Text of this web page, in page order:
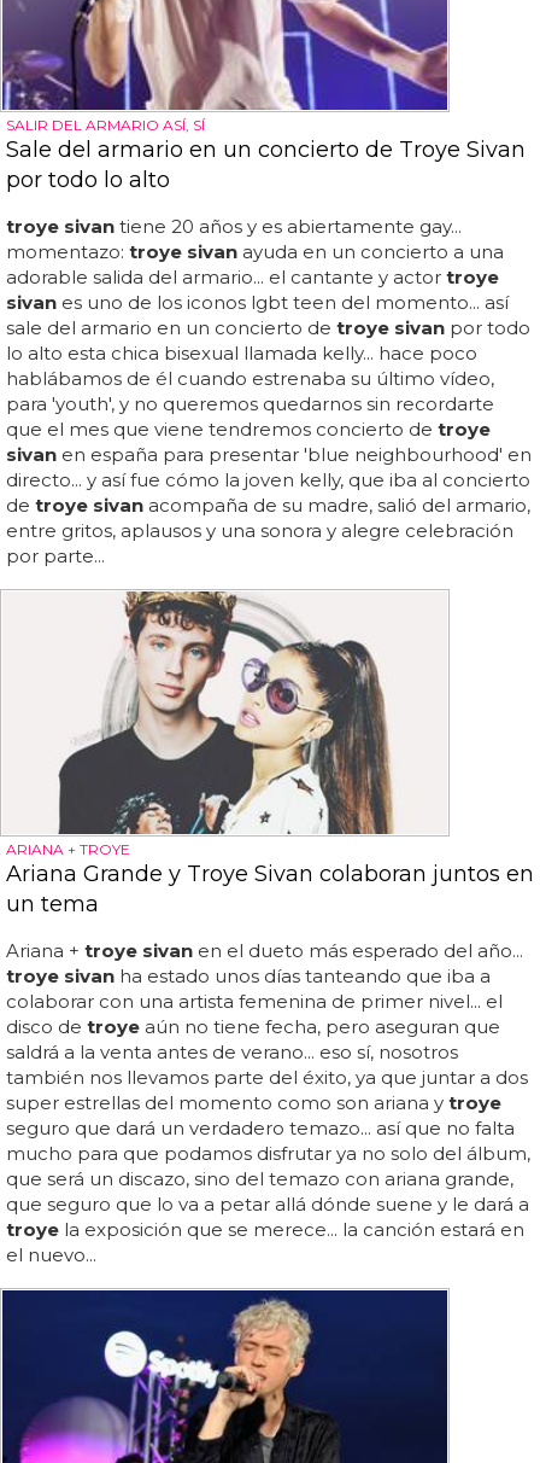
SALIR DEL ARMARIO ASÍ, SÍ
Sale del armario en un concierto de Troye Sivan
por todo lo alto
troye sivan tiene 20 años y es abiertamente gay...
momentazo: troye sivan ayuda en un concierto a una
adorable salida del armario... el cantante y actor troye
sivan es uno de los iconos lgbt teen del momento... así
sale del armario en un concierto de troye sivan por todo
lo alto esta chica bisexual llamada kelly... hace poco
hablábamos de él cuando estrenaba su último vídeo,
para 'youth', y no queremos quedarnos sin recordarte
que el mes que viene tendremos concierto de troye
sivan en españa para presentar 'blue neighbourhood' en
directo... y así fue cómo la joven kelly, que iba al concierto
de troye sivan acompaña de su madre, salió del armario,
entre gritos, aplausos y una sonora y alegre celebración
por parte...
ARIANA + TROYE
Ariana Grande y Troye Sivan colaboran juntos en
un tema
Ariana + troye sivan en el dueto más esperado del año...
troye sivan ha estado unos días tanteando que iba a
colaborar con una artista femenina de primer nivel... el
disco de troye aún no tiene fecha, pero aseguran que
saldrá a la venta antes de verano... eso sí, nosotros
también nos llevamos parte del éxito, ya que juntar a dos
super estrellas del momento como son ariana y troye
seguro que dará un verdadero temazo... así que no falta
mucho para que podamos disfrutar ya no solo del álbum,
que será un discazo, sino del temazo con ariana grande,
que seguro que lo va a petar allá dónde suene y le dará a
troye la exposición que se merece... la canción estará en
el nuevo...